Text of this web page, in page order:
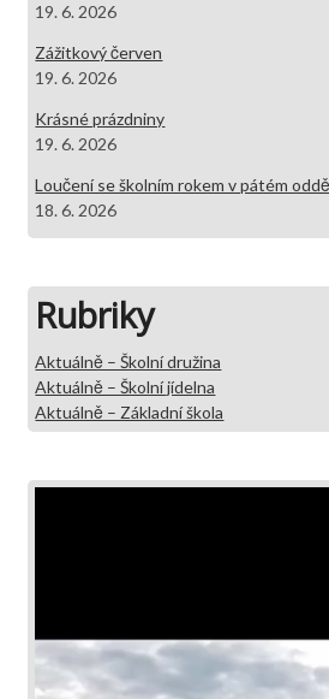
19. 6. 2026
Zážitkový červen
19. 6. 2026
Krásné prázdniny
19. 6. 2026
Loučení se školním rokem v pátém
18. 6. 2026
Rubriky
Aktuálně – Školní družina
Aktuálně – Školní jídelna
Aktuálně – Základní škola